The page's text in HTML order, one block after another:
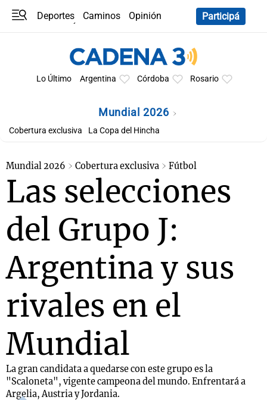
Deportes Caminos
Opinión
Participá
Lo Último Argentina Córdoba Rosario
Mundial 2026
Cobertura exclusiva La Copa del Hincha
Mundial 2026 Cobertura exclusiva Fútbol
Las selecciones
del Grupo J:
Argentina y sus
rivales en el
Mundial
La gran candidata a quedarse con este grupo es la
"Scaloneta", vigente campeona del mundo. Enfrentará a
Argelia, Austria y Jordania.